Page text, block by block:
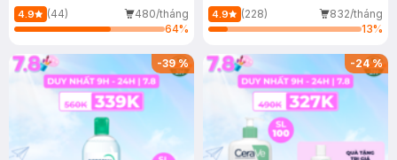
Mới)
4.9 (44)
480/tháng
64%
4.9 (228)
832/tháng
13%
-39% -24%